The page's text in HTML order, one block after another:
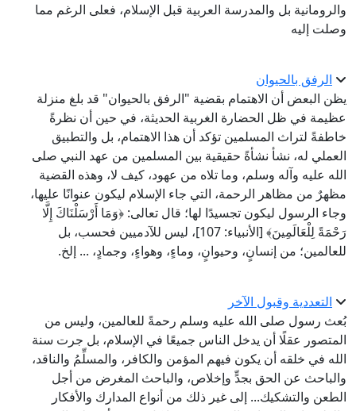
والرومانية بل والمدرسة العربية قبل الإسلام، فعلى الرغم مما
وصلت إليه
الرفق بالحيوان
يظن البعض أن الاهتمام بقضية "الرفق بالحيوان" قد بلغ منزلة
عظيمة في ظل الحضارة الغربية الحديثة، في حين أن نظرةً
خاطفةً لتراث المسلمين تؤكد أن هذا الاهتمام، بل والتطبيق
العملي له، نشأ نشأةً حقيقية بين المسلمين من عهد النبي صلى
الله عليه وآله وسلم، وما تلاه من عهود، كيف لا، وهذه القضية
مظهرٌ من مظاهر الرحمة، التي جاء الإسلام ليكون عنوانًا عليها،
وجاء الرسول ليكون تجسيدًا لها؛ قال تعالى: ﴿وَمَا أَرْسَلْنَاكَ إِلَّا
رَحْمَةً لِلْعَالَمِينَ﴾ [الأنبياء: 107]، ليس للآدميين فحسب، بل
للعالمين؛ من إنسانٍ، وحيوانٍ، وماءٍ، وهواءٍ، وجمادٍ، ... إلخ.
التعددية وقبول الآخر
بُعث رسول صلى الله عليه وسلم رحمةً للعالمين، وليس من
المتصور عقلًا أن يدخل الناس جميعًا في الإسلام، بل جرت سنة
الله في خلقه أن يكون فيهم المؤمن والكافر، والمسلِّمُ والناقد،
والباحث عن الحق بجدٍّ وإخلاص، والباحث المغرض من أجل
الطعن والتشكيك... إلى غير ذلك من أنواع المدارك والأفكار